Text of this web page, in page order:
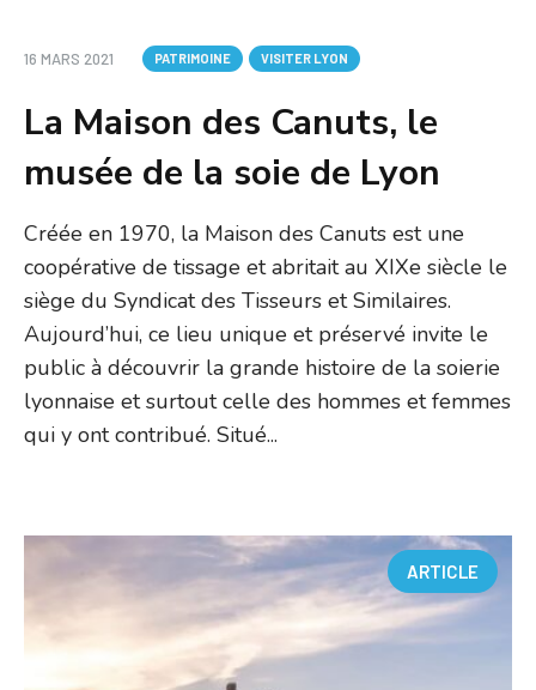
16 MARS 2021 PATRIMOINE VISITER LYON
La Maison des Canuts, le
musée de la soie de Lyon
Créée en 1970, la Maison des Canuts est une
coopérative de tissage et abritait au XIXe siècle le
siège du Syndicat des Tisseurs et Similaires.
Aujourd’hui, ce lieu unique et préservé invite le
public à découvrir la grande histoire de la soierie
lyonnaise et surtout celle des hommes et femmes
qui y ont contribué. Situé...
ARTICLE